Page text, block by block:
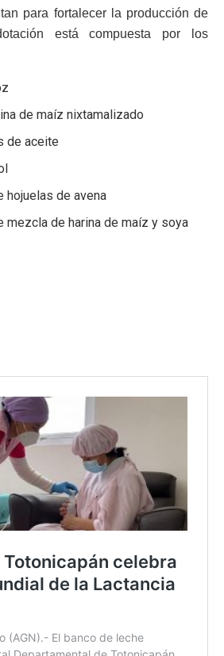
para fortalecer la producción de
está compuesta por los
de maíz nixtamalizado
de aceite
de avena
de harina de maíz y soya